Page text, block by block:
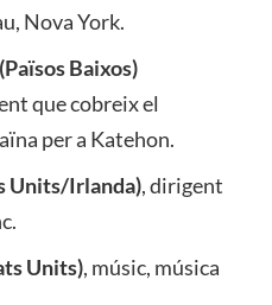
Nova York.
Baixos)
que cobreix el
per a Katehon.
Units/Irlanda), dirigent
Units), músic, música